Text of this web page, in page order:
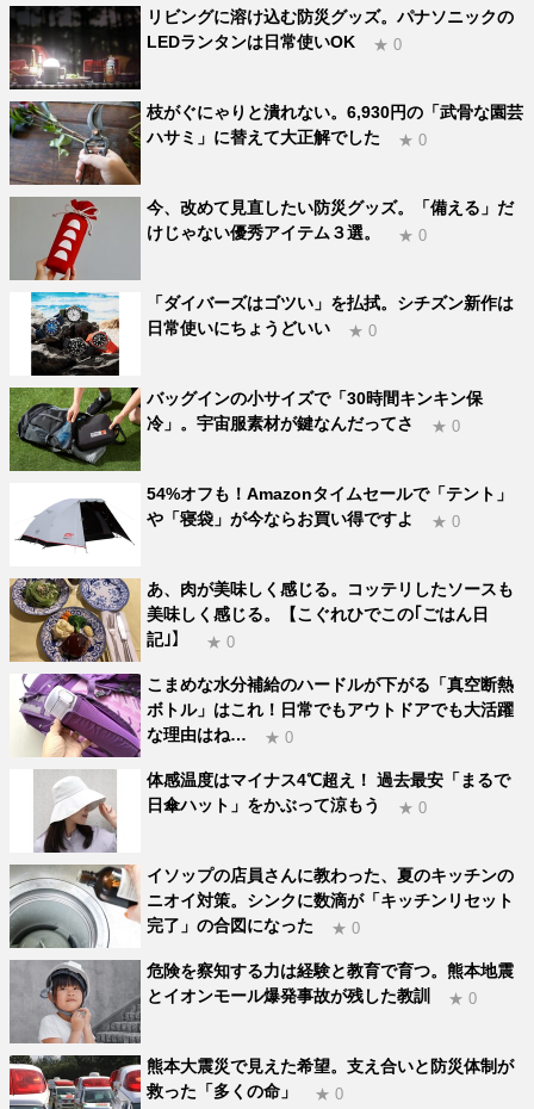
リビングに溶け込む防災グッズ。パナソニックの
LEDランタンは日常使いOK
★ 0
枝がぐにゃりと潰れない。6,930円の「武骨な園芸
ハサミ」に替えて大正解でした
★ 0
今、改めて見直したい防災グッズ。「備える」だ
けじゃない優秀アイテム３選。
★ 0
「ダイバーズはゴツい」を払拭。シチズン新作は
日常使いにちょうどいい
★ 0
バッグインの小サイズで「30時間キンキン保
冷」。宇宙服素材が鍵なんだってさ
★ 0
54%オフも！Amazonタイムセールで「テント」
や「寝袋」が今ならお買い得ですよ
★ 0
あ、肉が美味しく感じる。コッテリしたソースも
美味しく感じる。【こぐれひでこの｢ごはん日
記｣】
★ 0
こまめな水分補給のハードルが下がる「真空断熱
ボトル」はこれ！日常でもアウトドアでも大活躍
な理由はね…
★ 0
体感温度はマイナス4℃超え！ 過去最安「まるで
日傘ハット」をかぶって涼もう
★ 0
イソップの店員さんに教わった、夏のキッチンの
ニオイ対策。シンクに数滴が「キッチンリセット
完了」の合図になった
★ 0
危険を察知する力は経験と教育で育つ。熊本地震
とイオンモール爆発事故が残した教訓
★ 0
熊本大震災で見えた希望。支え合いと防災体制が
救った「多くの命」
★ 0